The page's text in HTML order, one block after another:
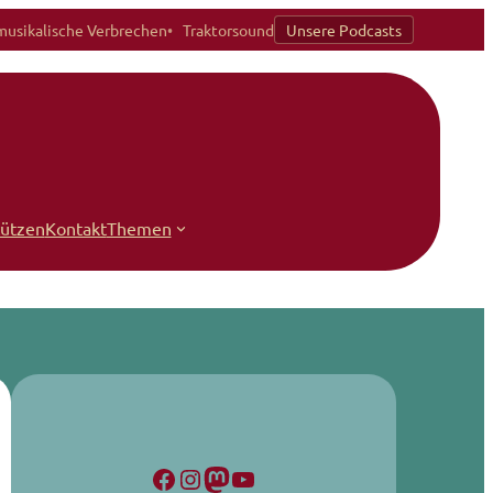
Verbrechen Traktorsound Unsere Podcasts
KontaktThemen
Facebook InstagramMastodon YouTube